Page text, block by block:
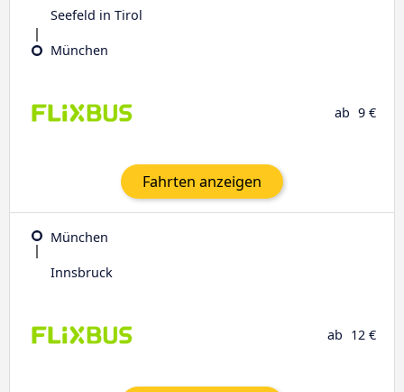
Seefeld in Tirol
München
ab 9 €
Fahrten anzeigen
München
Innsbruck
ab 12 €